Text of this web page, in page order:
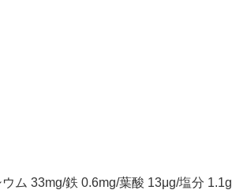
ム 33mg/鉄 0.6mg/葉酸 13μg/塩分 1.1g